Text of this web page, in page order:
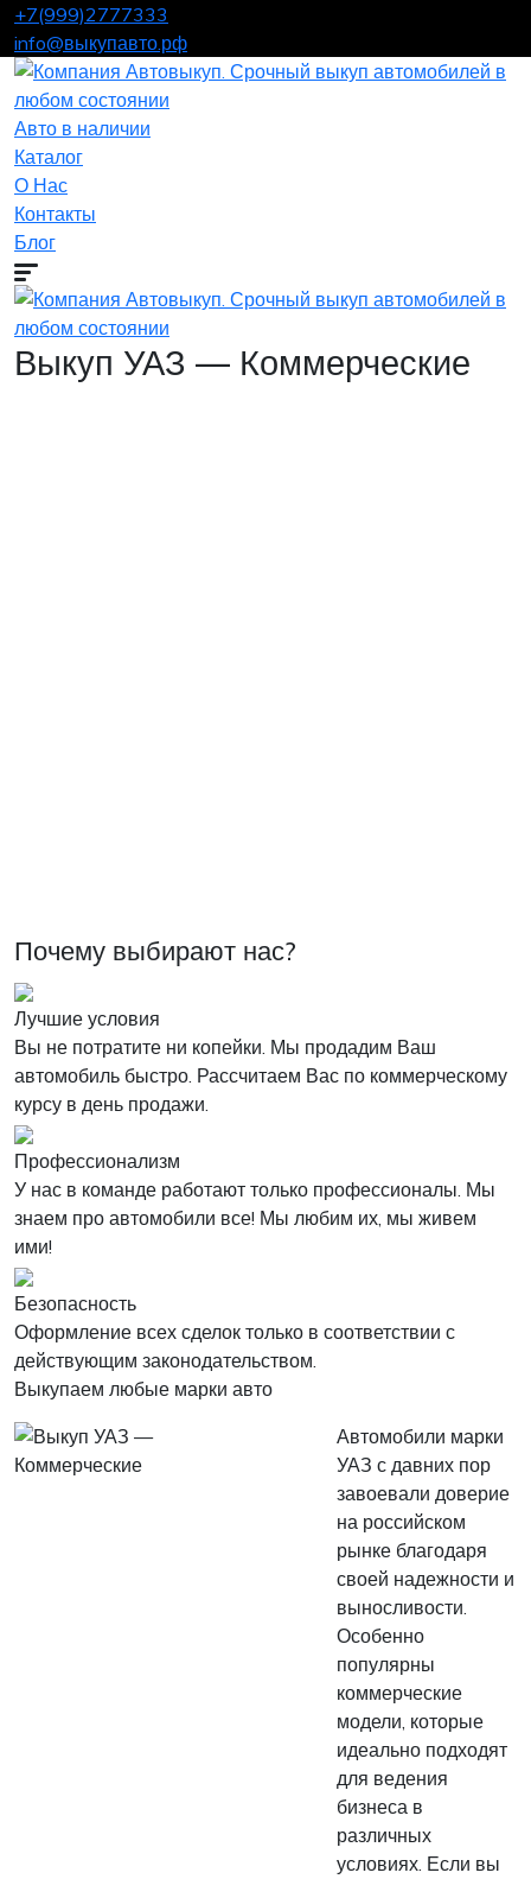
+7(999)2777333
info@выкупавто.рф
Авто в наличии
Каталог
О Нас
Контакты
Блог
Выкуп УАЗ — Коммерческие
Почему выбирают нас?
Лучшие условия
Вы не потратите ни копейки. Мы продадим Ваш
автомобиль быстро. Рассчитаем Вас по коммерческому
курсу в день продажи.
Профессионализм
У нас в команде работают только профессионалы. Мы
знаем про автомобили все! Мы любим их, мы живем
ими!
Безопасность
Оформление всех сделок только в соответствии с
действующим законодательством.
Выкупаем любые марки авто
Автомобили марки
УАЗ с давних пор
завоевали доверие
на российском
рынке благодаря
своей надежности и
выносливости.
Особенно
популярны
коммерческие
модели, которые
идеально подходят
для ведения
бизнеса в
различных
условиях. Если вы